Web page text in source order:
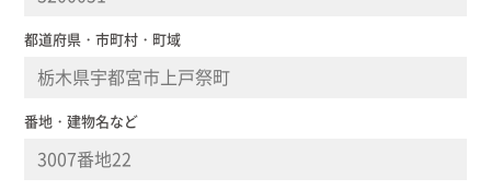
都道府県・市町村・町域
番地・建物名など